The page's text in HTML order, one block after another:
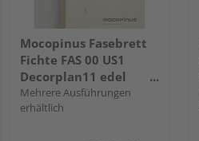
Mocopinus Fasebrett
Fichte FAS 00 US1
Decorplan11 edel
weiss
Mehrere Ausführungen
erhältlich